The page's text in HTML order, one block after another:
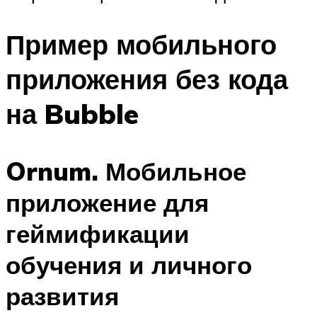
Пример мобильного
приложения без кода
на Bubble
Ornum. Мобильное
приложение для
геймификации
обучения и личного
развития